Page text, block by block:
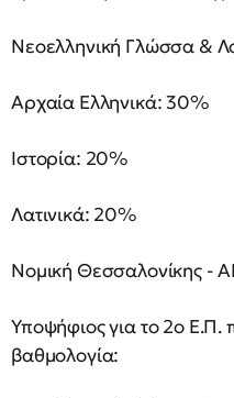
Νεοελληνική Γλώσσα &
Αρχαία Ελληνικά: 30%
Ιστορία: 20%
Λατινικά: 20%
Νομική Θεσσαλονίκης -
Υποψήφιος για το 2ο Ε.Π.
βαθμολογία: